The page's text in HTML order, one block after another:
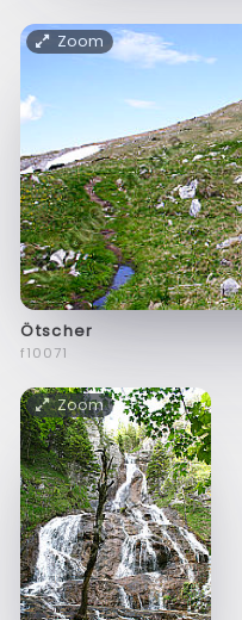
Zoom
Ötscher
f10071
Zoom